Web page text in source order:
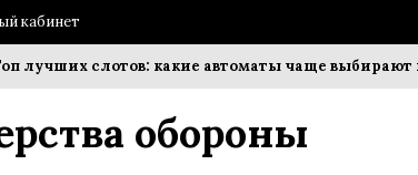
кабинет
лучших слотов: какие автоматы чаще выбирают
обороны